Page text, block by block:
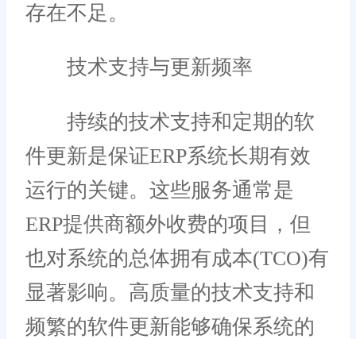
存在不足。
技术支持与更新频率
持续的技术支持和定期的软
件更新是保证ERP系统长期有效
运行的关键。这些服务通常是
ERP提供商额外收费的项目，但
也对系统的总体拥有成本(TCO)有
显著影响。高质量的技术支持和
频繁的软件更新能够确保系统的